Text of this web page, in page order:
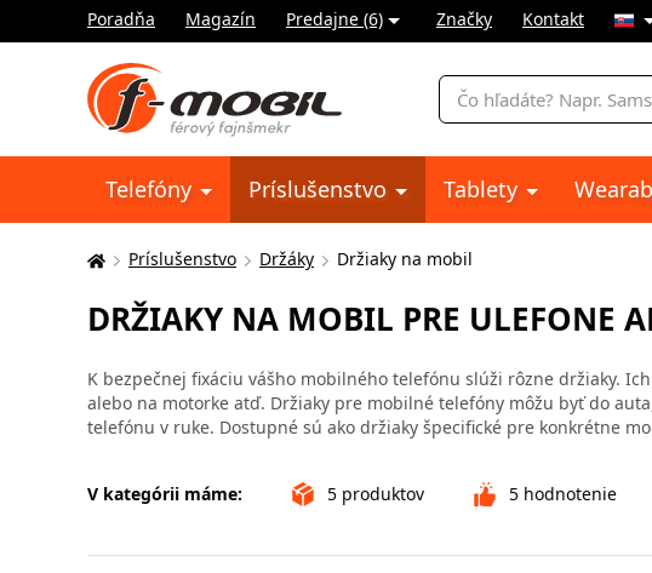
Poradňa Magazín Predajne (6) Značky Kontakt
Vyhľadávanie
Telefóny Príslušenstvo Tablety
Tu
nachádzate:
Príslušenstvo Držáky Držiaky na mobil
DRŽIAKY NA MOBIL PRE ULEFONE
K bezpečnej fixáciu vášho mobilného telefónu slúži rôzne držiaky.
alebo na motorke atď. Držiaky pre mobilné telefóny môžu byť do
telefónu v ruke. Dostupné sú ako držiaky špecifické pre konkrétne
V kategórii máme: 5 produktov 5 hodnotenie